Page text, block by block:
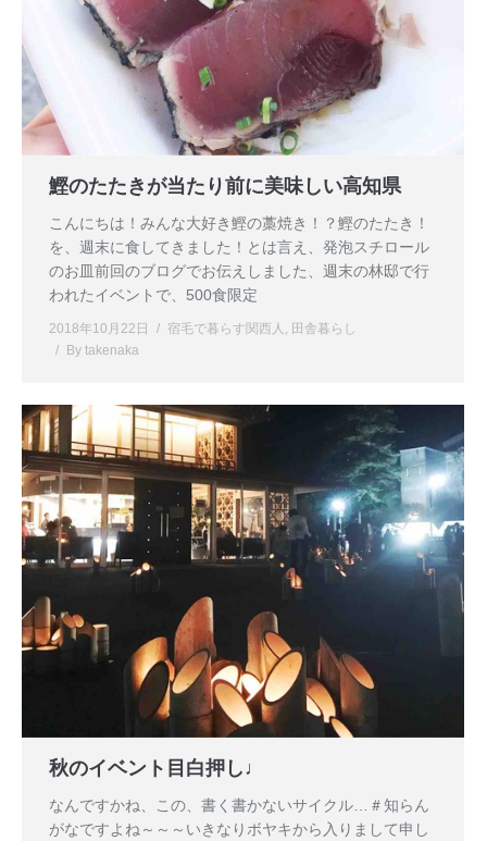
鰹のたたきが当たり前に美味しい高知県
こんにちは！みんな大好き鰹の藁焼き！？鰹のたたき！
を、週末に食してきました！とは言え、発泡スチロール
のお皿前回のブログでお伝えしました、週末の林邸で行
われたイベントで、500食限定
2018年10月22日 宿毛で暮らす関西人 , 田舎暮らし
By takenaka
秋のイベント目白押し♩
なんですかね、この、書く書かないサイクル…＃知らん
がなですよね～～～いきなりボヤキから入りまして申し